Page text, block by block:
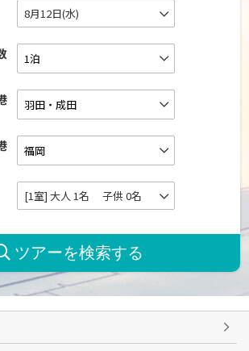
8月12日(水)
[1室] 大人 1名 子供 0名